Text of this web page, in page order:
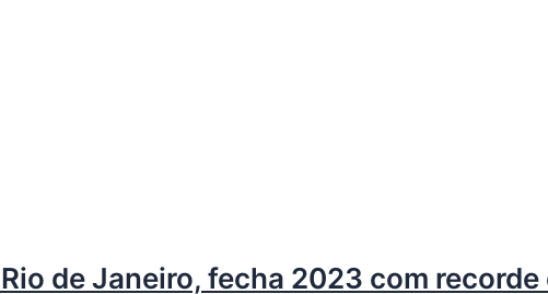
de Janeiro, fecha 2023 com